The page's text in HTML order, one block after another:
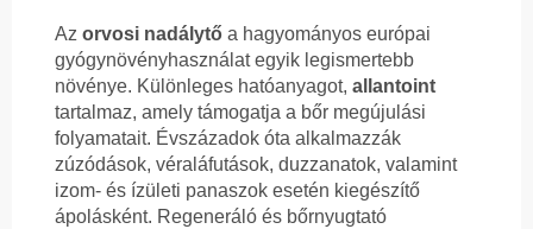
Az orvosi nadálytő a hagyományos európai
gyógynövényhasználat egyik legismertebb
növénye. Különleges hatóanyagot, allantoint
tartalmaz, amely támogatja a bőr megújulási
folyamatait. Évszázadok óta alkalmazzák
zúzódások, véraláfutások, duzzanatok, valamint
izom- és ízületi panaszok esetén kiegészítő
ápolásként. Regeneráló és bőrnyugtató